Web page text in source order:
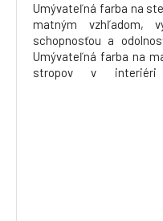
Umývateľná farba na
matným vzhľadom,
schopnosťou a
Umývateľná farba na
stropov v